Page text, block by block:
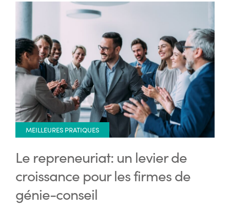
MEILLEURES PRATIQUES
Le repreneuriat: un levier de
croissance pour les firmes de
génie-conseil